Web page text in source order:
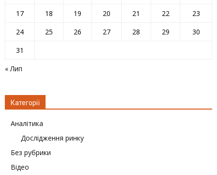
« Лип
17
18 19 20 21 22
23
24
25 26 27 28 29
30
31
Категорії
Аналітика
Дослідження ринку
Без рубрики
Відео